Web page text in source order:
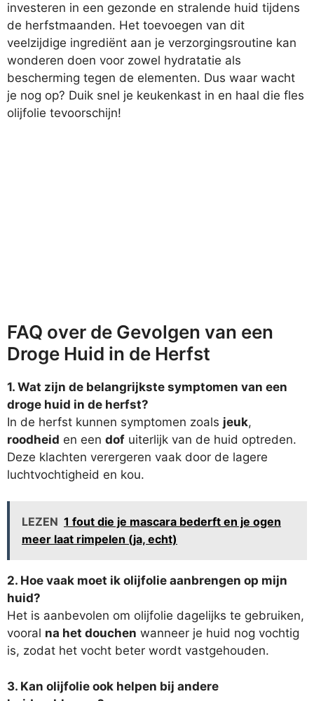
investeren in een gezonde en stralende huid tijdens
de herfstmaanden. Het toevoegen van dit
veelzijdige ingrediënt aan je verzorgingsroutine kan
wonderen doen voor zowel hydratatie als
bescherming tegen de elementen. Dus waar wacht
je nog op? Duik snel je keukenkast in en haal die fles
olijfolie tevoorschijn!
FAQ over de Gevolgen van een
Droge Huid in de Herfst
1. Wat zijn de belangrijkste symptomen van een
droge huid in de herfst?
In de herfst kunnen symptomen zoals jeuk,
roodheid en een dof uiterlijk van de huid optreden.
Deze klachten verergeren vaak door de lagere
luchtvochtigheid en kou.
LEZEN 1 fout die je mascara bederft en je ogen
meer laat rimpelen (ja, echt)
2. Hoe vaak moet ik olijfolie aanbrengen op mijn
huid?
Het is aanbevolen om olijfolie dagelijks te gebruiken,
vooral na het douchen wanneer je huid nog vochtig
is, zodat het vocht beter wordt vastgehouden.
3. Kan olijfolie ook helpen bij andere